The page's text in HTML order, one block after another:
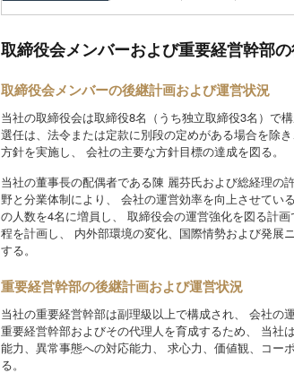
取締役会メンバーおよび重要経営幹部
取締役会メンバーの後継計画および運営状況
当社の取締役会は取締役8名（うち独立取締役3名）で
選任は、法令または定款に別段の定めがある場合を除
方針を実施し、 会社の主要な方針目標の達成を図る。
当社の董事長の配偶者である陳 麗芬氏および総経理
野と分業体制により、 会社の運営効率を向上させてい
の人数を4名に増員し、 取締役会の運営強化を図る計
程を計画し、 内外部環境の変化、国際情勢および発展
する。
重要経営幹部の後継計画および運営状況
当社の重要経営幹部は副理級以上で構成され、 会社の
重要経営幹部およびその代理人を育成するため、 当社
能力、異常事態への対応能力、 求心力、価値観、コー
る。